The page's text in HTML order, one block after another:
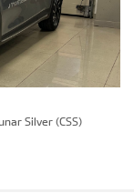
Silver (CSS)